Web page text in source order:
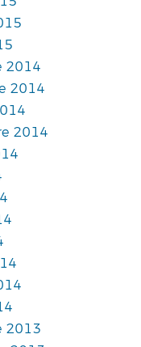
2014
2014
2014
2013